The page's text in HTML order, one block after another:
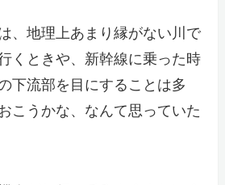
、地理上あまり縁がない川で
くときや、新幹線に乗った時
下流部を目にすることは多
こうかな、なんて思っていた